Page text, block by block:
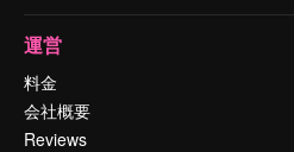
運営
料金
会社概要
Reviews